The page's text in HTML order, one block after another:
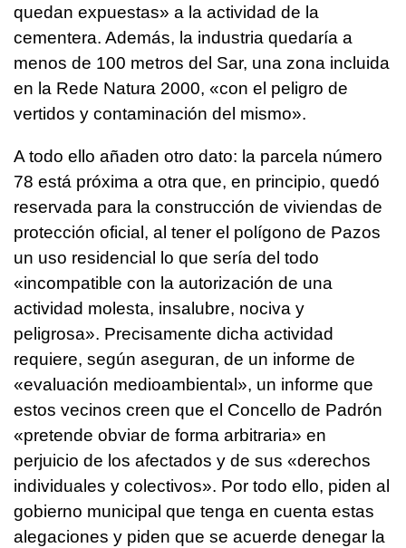
quedan expuestas» a la actividad de la
cementera. Además, la industria quedaría a
menos de 100 metros del Sar, una zona incluida
en la Rede Natura 2000, «con el peligro de
vertidos y contaminación del mismo».
A todo ello añaden otro dato: la parcela número
78 está próxima a otra que, en principio, quedó
reservada para la construcción de viviendas de
protección oficial, al tener el polígono de Pazos
un uso residencial lo que sería del todo
«incompatible con la autorización de una
actividad molesta, insalubre, nociva y
peligrosa». Precisamente dicha actividad
requiere, según aseguran, de un informe de
«evaluación medioambiental», un informe que
estos vecinos creen que el Concello de Padrón
«pretende obviar de forma arbitraria» en
perjuicio de los afectados y de sus «derechos
individuales y colectivos». Por todo ello, piden al
gobierno municipal que tenga en cuenta estas
alegaciones y piden que se acuerde denegar la